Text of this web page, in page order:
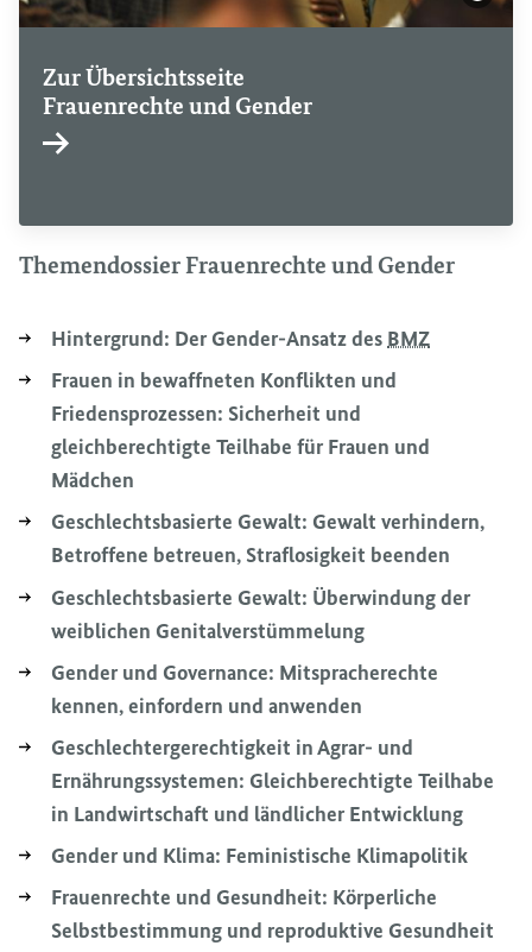
Zur Übersichtsseite
Frauenrechte und Gender
Themendossier Frauenrechte und Gender
Hintergrund: Der Gender-Ansatz des BMZ
Frauen in bewaffneten Konflikten und
Friedensprozessen: Sicherheit und
gleichberechtigte Teilhabe für Frauen und
Mädchen
Geschlechtsbasierte Gewalt: Gewalt verhindern,
Betroffene betreuen, Straflosigkeit beenden
Geschlechtsbasierte Gewalt: Überwindung der
weiblichen Genitalverstümmelung
Gender und Governance: Mitspracherechte
kennen, einfordern und anwenden
Geschlechtergerechtigkeit in Agrar- und
Ernährungssystemen: Gleichberechtigte Teilhabe
in Landwirtschaft und ländlicher Entwicklung
Gender und Klima: Feministische Klimapolitik
Frauenrechte und Gesundheit: Körperliche
Selbstbestimmung und reproduktive Gesundheit